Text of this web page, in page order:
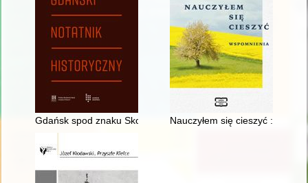
Gdańsk spod znaku Skorpiona? : z dociekań
Nauczyłem się cieszyć :